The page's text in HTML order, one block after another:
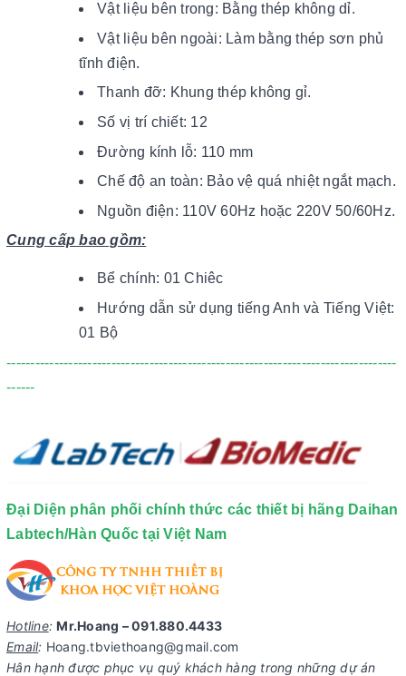
Vật liệu bên trong: Bằng thép không dỉ.
Vật liệu bên ngoài: Làm bằng thép sơn phủ
tĩnh điện.
Thanh đỡ: Khung thép không gỉ.
Số vị trí chiết: 12
Đường kính lỗ: 110 mm
Chế độ an toàn: Bảo vệ quá nhiệt ngắt mạch.
Nguồn điện: 110V 60Hz hoặc 220V 50/60Hz.
Cung cấp bao gồm:
Bể chính: 01 Chiêc
Hướng dẫn sử dụng tiếng Anh và Tiếng Việt:
01 Bộ
----------------------------------------------------------------------------------
------
Đại Diện phân phối chính thức các thiết bị hãng Daihan
Labtech/Hàn Quốc tại Việt Nam
Hotline: Mr.Hoang – 091.880.4433
Email: Hoang.tbviethoang@gmail.com
Hân hạnh được phục vụ quý khách hàng trong những dự án